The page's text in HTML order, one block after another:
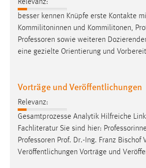
Relevanz:
besser kennen Knüpfe erste Kontakte
Kommilitoninnen und Kommilitonen,
Professoren sowie weiteren
eine gezielte Orientierung und
Vorträge und Veröffentlichungen
Relevanz:
Gesamtprozesse Analytik Hilfreiche
Fachliteratur Sie sind hier:
Professoren Prof. Dr.-Ing. Franz Bischof
Veröffentlichungen Vorträge und